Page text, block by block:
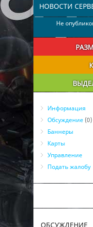
НОВОСТИ
Не
Информация
Обсуждение (0)
Баннеры
Карты
Управление
Подать жалобу
ОБСУЖДЕНИЕ